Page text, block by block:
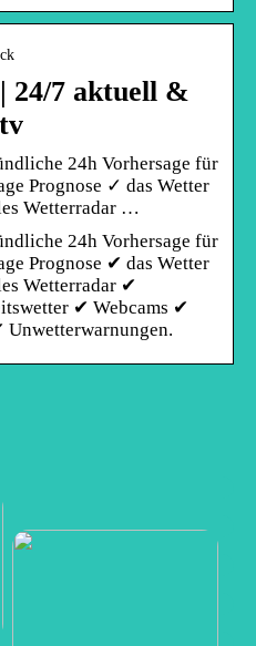
24/7 aktuell &
24h Vorhersage für
Prognose ✓ das Wetter
Wetterradar …
24h Vorhersage für
Prognose ✔ das Wetter
Wetterradar ✔
✔ Webcams ✔
Unwetterwarnungen.